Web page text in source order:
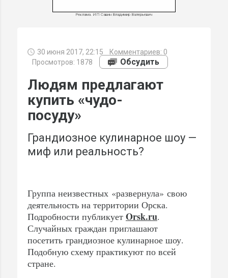
Реклама. ИП Савин Владимир Валерьевич
30 июня 2017, 22:15 Комментариев: 0
Просмотров: 1878
Обсудить
Людям предлагают
купить «чудо-
посуду»
Грандиозное кулинарное шоу —
миф или реальность?
Группа неизвестных «развернула» свою
деятельность на территории Орска.
Подробности публикует Orsk.ru.
Случайных граждан приглашают
посетить грандиозное кулинарное шоу.
Подобную схему практикуют по всей
стране.